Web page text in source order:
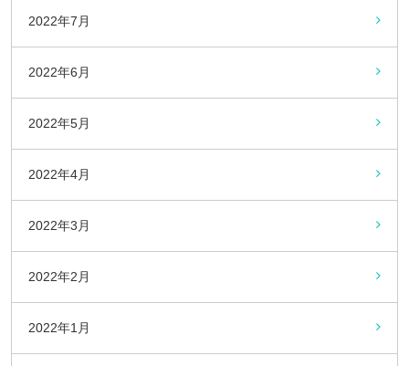
2022年7月
2022年6月
2022年5月
2022年4月
2022年3月
2022年2月
2022年1月